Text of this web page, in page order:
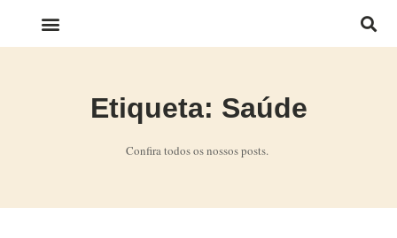
Etiqueta: Saúde
Confira todos os nossos posts.